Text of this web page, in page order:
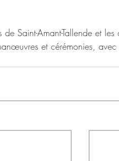
Saint-Amant-Tallende et les
et cérémonies,